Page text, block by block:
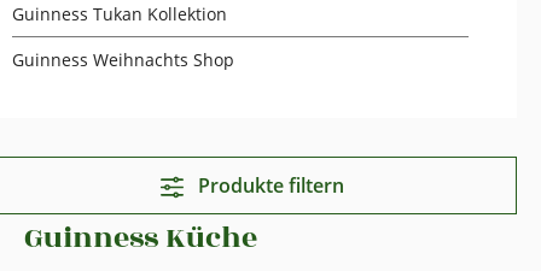
Guinness Tukan Kollektion
Guinness Weihnachts Shop
Produkte filtern
Guinness Küche